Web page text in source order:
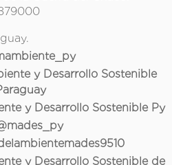
y Desarrollo Sostenible
y Desarrollo Sostenible Py
y Desarrollo Sostenible de